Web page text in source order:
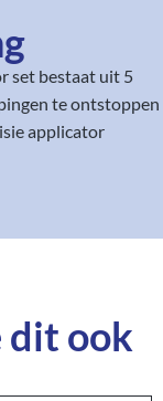
set bestaat uit 5
te ontstoppen
applicator
dit ook